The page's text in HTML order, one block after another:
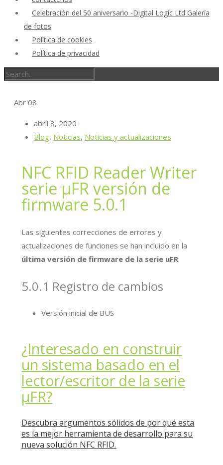
Celebración del 50 aniversario -Digital Logic Ltd Galería
de fotos
Política de cookies
Política de privacidad
Abr 08
abril 8, 2020
Blog, Noticias, Noticias y actualizaciones
NFC RFID Reader Writer
serie μFR versión de
firmware 5.0.1
Las siguientes correcciones de errores y
actualizaciones de funciones se han incluido en la
última versión de firmware de la serie uFR:
5.0.1 Registro de cambios
Versión inicial de BUS
¿Interesado en construir
un sistema basado en el
lector/escritor de la serie
μFR?
Descubra argumentos sólidos de por qué esta
es la mejor herramienta de desarrollo para su
nueva solución NFC RFID.